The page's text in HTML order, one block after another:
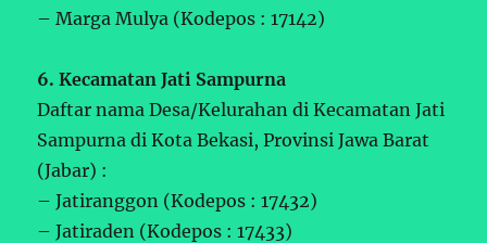
– Marga Mulya (Kodepos : 17142)
6. Kecamatan Jati Sampurna
Daftar nama Desa/Kelurahan di Kecamatan Jati
Sampurna di Kota Bekasi, Provinsi Jawa Barat
(Jabar) :
– Jatiranggon (Kodepos : 17432)
– Jatiraden (Kodepos : 17433)